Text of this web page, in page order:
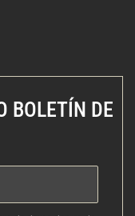
BOLETÍN DE